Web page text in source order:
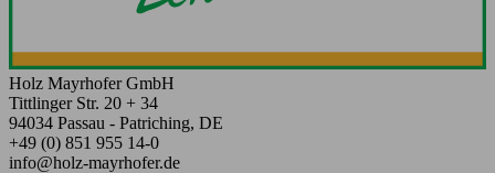
Holz Mayrhofer GmbH
Tittlinger Str. 20 + 34
94034 Passau - Patriching, DE
+49 (0) 851 955 14-0
info@holz-mayrhofer.de